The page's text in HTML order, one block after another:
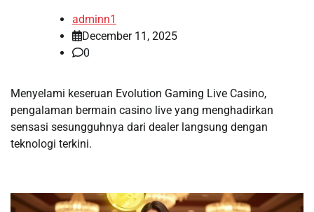
adminn1
December 11, 2025
0
Menyelami keseruan Evolution Gaming Live Casino,
pengalaman bermain casino live yang menghadirkan
sensasi sesungguhnya dari dealer langsung dengan
teknologi terkini.